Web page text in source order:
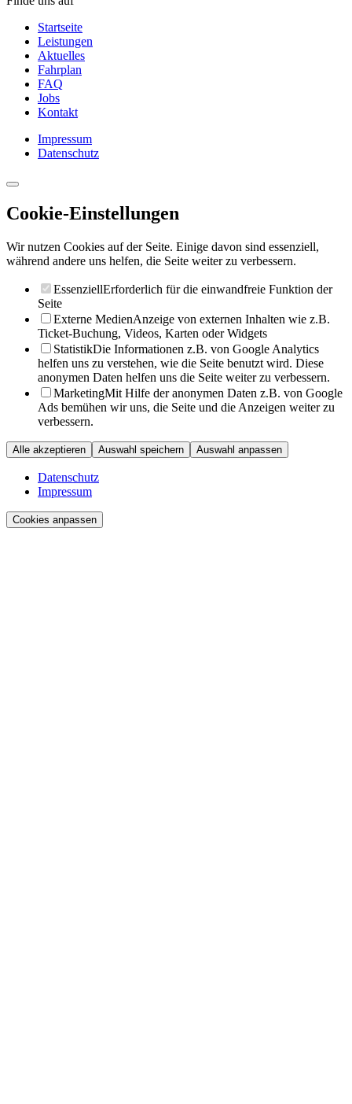
Startseite
Leistungen
Aktuelles
Fahrplan
FAQ
Jobs
Kontakt
Impressum
Datenschutz
Cookie-Einstellungen
Wir nutzen Cookies auf der Seite. Einige davon sind essenziell,
während andere uns helfen, die Seite weiter zu verbessern.
EssenziellErforderlich für die einwandfreie Funktion der
Seite
Externe MedienAnzeige von externen Inhalten wie z.B.
Ticket-Buchung, Videos, Karten oder Widgets
StatistikDie Informationen z.B. von Google Analytics
helfen uns zu verstehen, wie die Seite benutzt wird. Diese
anonymen Daten helfen uns die Seite weiter zu verbessern.
MarketingMit Hilfe der anonymen Daten z.B. von Google
Ads bemühen wir uns, die Seite und die Anzeigen weiter zu
verbessern.
Alle akzeptieren Auswahl speichern Auswahl anpassen
Datenschutz
Impressum
Cookies anpassen